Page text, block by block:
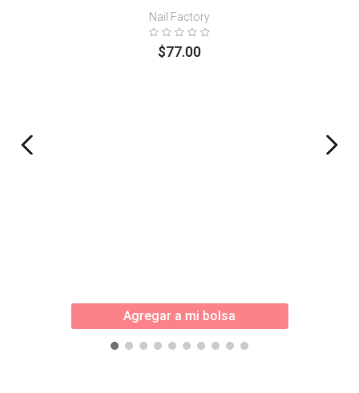
Nail Factory
$77.00
Agregar a mi bolsa